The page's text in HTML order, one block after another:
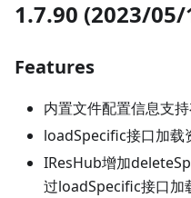
1.7.90 (2023/05/
Features
内置文件配置信息支
loadSpecific接口加载
IResHub增加
过loadSpecific接口加